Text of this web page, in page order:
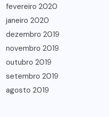
fevereiro 2020
janeiro 2020
dezembro 2019
novembro 2019
outubro 2019
setembro 2019
agosto 2019